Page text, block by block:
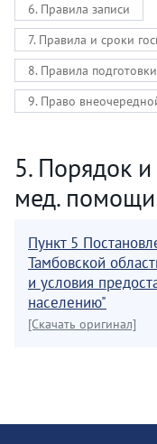
6. Правила записи
7. Правила и сроки
8. Правила
9. Право
5. Порядок
мед. помощи
Пункт 5
Тамбовской
и условия
населению"
[Скачать оригинал]